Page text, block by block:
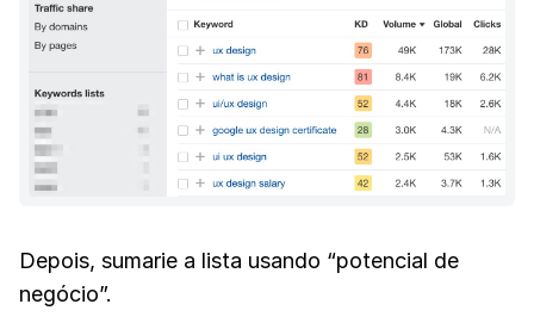
Depois, sumarie a lista usando “potencial de
negócio”.